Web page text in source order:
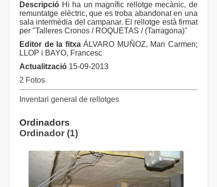
Descripció Hi ha un magnífic rellotge mecànic, de
remuntatge elèctric, que es troba abandonat en una
sala intermèdia del campanar. El rellotge està firmat
per "Talleres Cronos / ROQUETAS / (Tarragona)"
Editor de la fitxaÁLVARO MUÑOZ, Mari Carmen;
LLOP i BAYO, Francesc
Actualització 15-09-2013
2 Fotos
Inventari general de rellotges
Ordinadors
Ordinador (1)